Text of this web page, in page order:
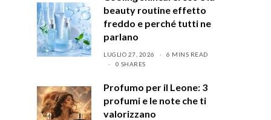
beauty routine effetto
freddo e perché tutti ne
parlano
LUGLIO 27, 2026
6 MINS READ
0 SHARES
Profumo per il Leone: 3
profumi e le note che ti
valorizzano